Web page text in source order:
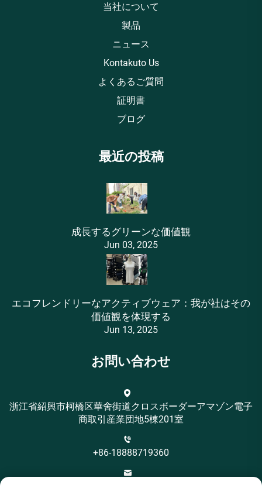
当社について
製品
ニュース
Kontakuto Us
よくあるご質問
証明書
ブログ
最近の投稿
成長するグリーンな価値観
Jun 03, 2025
エコフレンドリーなアクティブウェア：我が社はその
価値観を体現する
Jun 13, 2025
お問い合わせ
浙江省紹興市柯橋区華舍街道クロスボーダーアマゾン電子
商取引産業団地5棟201室
+86-18888719360